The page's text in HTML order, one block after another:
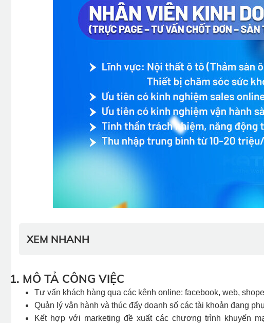
XEM NHANH
1. MÔ TẢ CÔNG VIỆC
Tư vấn khách hàng qua các kênh online: facebook, web,
Quản lý vận hành và thúc đẩy doanh số các tài khoản đang
Kết hợp với marketing đề xuất các chương trình khuyến